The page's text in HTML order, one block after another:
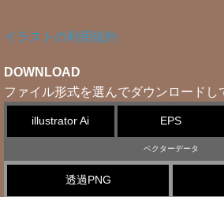
イラストの利用規約
DOWNLOAD
ファイル形式を選んでダウンロードし
illustrator Ai EPS
ベクターデータ
透過PNG